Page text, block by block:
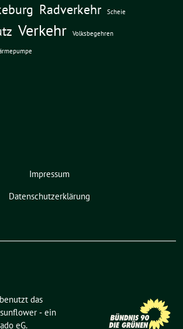
Radverkehr Scheie
Verkehr Volksbegehren
Impressum
Datenschutzerklärung
das
sunflower ‐ ein
eG.